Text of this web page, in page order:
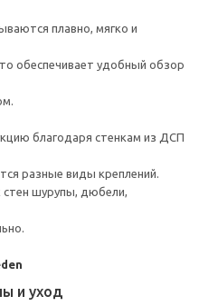
плавно, мягко и
обеспечивает удобный обзор
благодаря стенкам из ДСП
разные виды креплений.
шурупы, дюбели,
и уход